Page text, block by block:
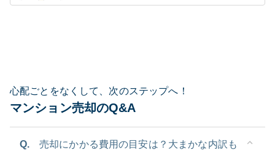
心配ごとをなくして、次のステップへ！
マンション売却のQ&A
Q.
売却にかかる費用の目安は？大まかな内訳も